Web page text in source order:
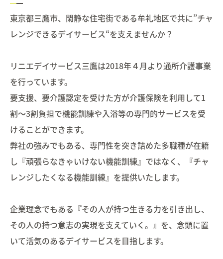
東京都三鷹市、閑静な住宅街である牟礼地区で共に”チャ
レンジできるデイサービス“を支えませんか？
リニエデイサービス三鷹は2018年４月より通所介護事業
を行っています。
要支援、要介護認定を受けた方が介護保険を利用して1
割～3割負担で機能訓練や入浴等の専門的サービスを受
けることができます。
弊社の強みでもある、専門性を突き詰めた多職種が在籍
し『頑張らなきゃいけない機能訓練』ではなく、『チャ
レンジしたくなる機能訓練』を提供いたします。
企業理念でもある『その人が持つ生きる力を引き出し、
その人の持つ意志の実現を支えていく。』を、念頭に置
いて活気のあるデイサービスを目指します。